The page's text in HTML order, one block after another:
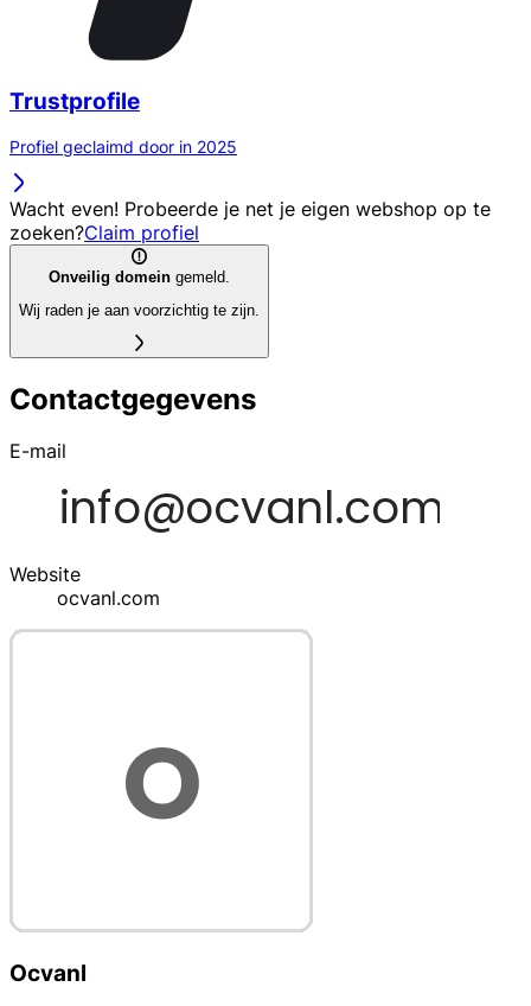
Trustprofile
Profiel geclaimd door in 2025
Wacht even! Probeerde je net je eigen webshop op te
zoeken?Claim profiel
Onveilig domein gemeld.
Wij raden je aan voorzichtig te zijn.
Contactgegevens
E-mail
Website
ocvanl.com
Ocvanl